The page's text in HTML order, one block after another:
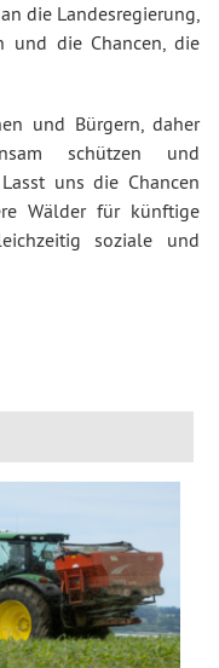
die Landesregierung,
und die Chancen, die
und Bürgern, daher
schützen und
uns die Chancen
Wälder für künftige
soziale und